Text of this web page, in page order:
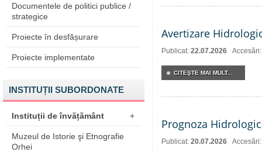
Documentele de politici publice /
strategice
Proiecte în desfășurare
Proiecte implementate
INSTITUȚII SUBORDONATE
Instituții de învățământ +
Muzeul de Istorie şi Etnografie
Orhei
Avertizare
Publicat: 22.07.2026
CITEŞTE MAI MULT...
Prognoza
Publicat: 20.07.2026